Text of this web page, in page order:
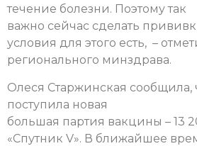
течение болезни. Поэтому так
важно сейчас сделать
условия для этого есть, –
регионального минздрава.
Олеся Старжинская сообщила,
поступила новая
большая партия вакцины – 13
«Спутник V». В ближайшее